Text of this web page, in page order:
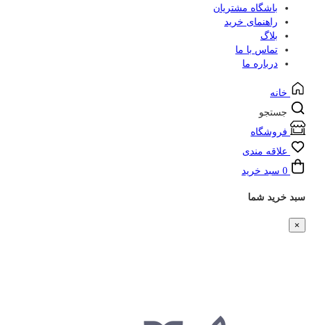
باشگاه مشتریان
راهنمای خرید
بلاگ
تماس با ما
درباره ما
خانه
جستجو
فروشگاه
علاقه مندی
0 سبد خرید
سبد خرید شما
×